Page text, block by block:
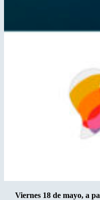
Viernes 18 de mayo, a